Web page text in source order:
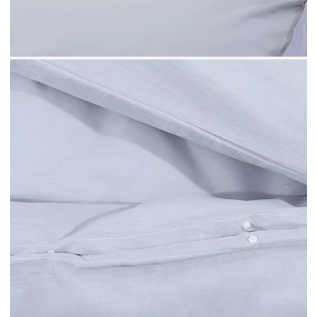
спални комплекти поради лекото тегло,
издръжливост и лесно почистване.Елегантна
визия: Този спален комплект се усеща и
изглежда страхотно, с добавена текстура, за да
придаде на вашата спалня допълнителен стил и
елегантност.Стандарт 100 на OEKO-TEX:
Комплектът е произведен във фабрика по
стандарт 100 на OEKO-TEX – независима
система за сертифициране, която гарантира
качество.Лесно почистване: Комплектът плик за
завивка и калъфки за възглавници се почиства
лесно в пералнята.Трайна издръжливост: Това
спално бельо с покривка за юрган се отличава с
дълга издръжливост, за да издържи години с по-
добра устойчивост на избледняване и петна.
Цвят: Сив